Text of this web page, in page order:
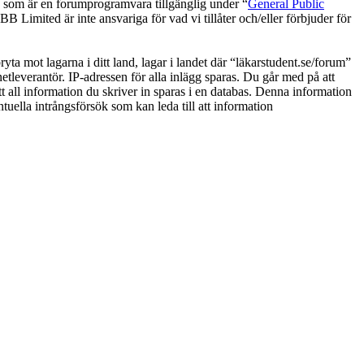
är en forumprogramvara tillgänglig under “General Public
Limited är inte ansvariga för vad vi tillåter och/eller förbjuder för
mot lagarna i ditt land, lagar i landet där “läkarstudent.se/forum”
IP-adressen för alla inlägg sparas. Du går med på att
all information du skriver in sparas i en databas. Denna information
intrångsförsök som kan leda till att information